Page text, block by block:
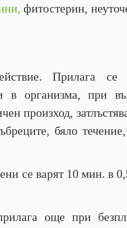
фитостерин,
Прилага
в организма, при
произход,
бяло
се варят 10 мин. в
още при